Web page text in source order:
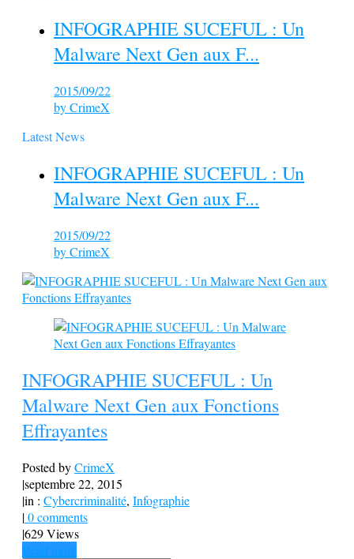
INFOGRAPHIE SUCEFUL : Un
Malware Next Gen aux F...
2015/09/22
byCrimeX
Latest News
INFOGRAPHIE SUCEFUL : Un
Malware Next Gen aux F...
2015/09/22
byCrimeX
INFOGRAPHIE SUCEFUL : Un
Malware Next Gen aux Fonctions
Effrayantes
Posted byCrimeX
|septembre 22, 2015
|in : Cybercriminalité, Infographie
|0 comments
|629 Views
Read more